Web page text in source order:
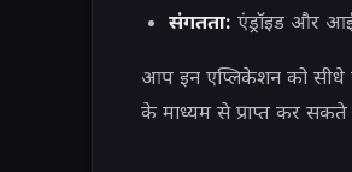
संगतता: एंड्रॉइड और
आप इन एप्लिकेशन को
के माध्यम से प्राप्त कर सकते